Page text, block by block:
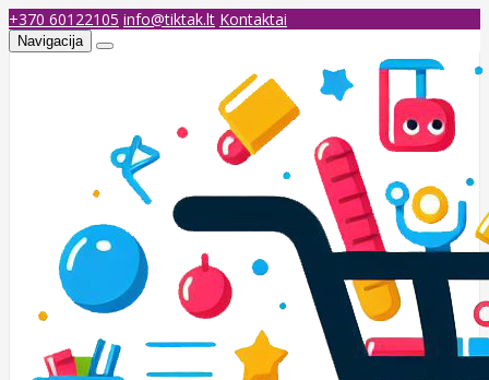
+370 60122105 info@tiktak.lt Kontaktai
Navigacija